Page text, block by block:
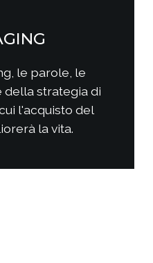
media
i consumatori?
clienti/utenti
la strategia di